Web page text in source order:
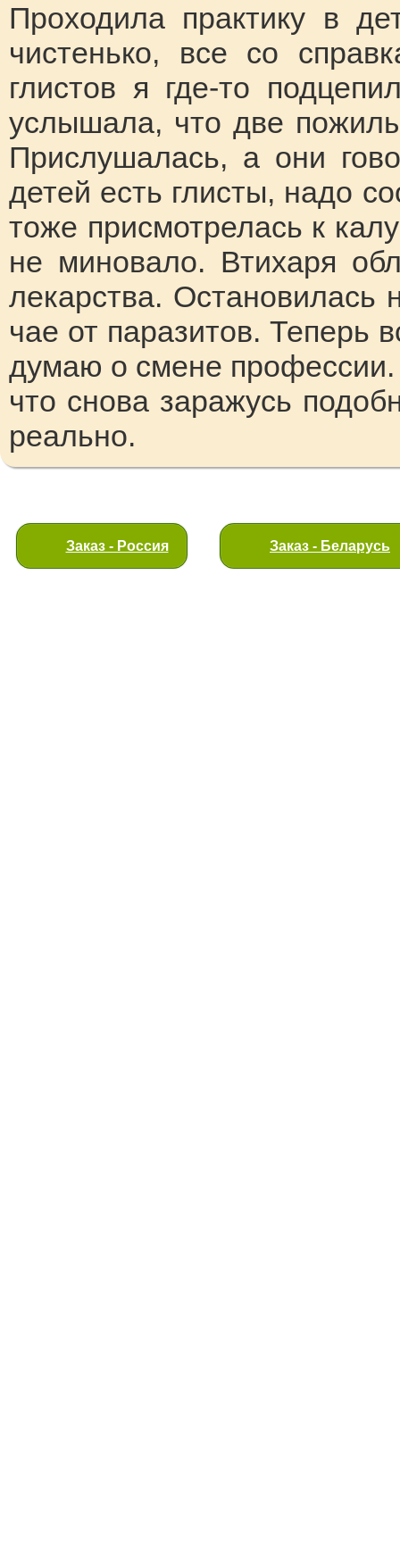
Проходила практику в
чистенько, все со
глистов я где-то
услышала, что две
Прислушалась, а они
детей есть глисты, надо
тоже присмотрелась к
не миновало. Втихаря
лекарства. Остановилась
чае от паразитов. Теперь
думаю о смене профессии.
что снова заражусь
реально.
Заказ - Россия Заказ - Беларусь